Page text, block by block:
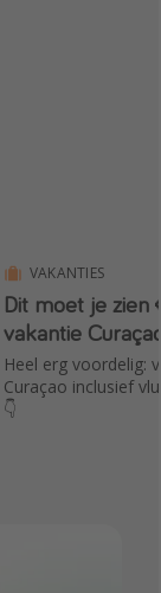
VAKANTIES
Dit moet je
vakantie
Heel erg voordelig:
Curaçao inclusief
👇